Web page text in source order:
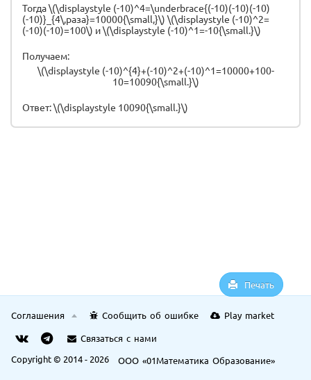
Печать
Тогда \(\displaystyle (-10)^4=\underbrace{(-10)(-10)(-10)
(-10)}_{4\,раза}=10000{\small,}\) \(\displaystyle (-10)^2=
(-10)(-10)=100\) и \(\displaystyle (-10)^1=-10{\small.}\)
Получаем:
\(\displaystyle (-10)^{4}+(-10)^2+(-10)^1=10000+100-
10=10090{\small.}\)
Ответ: \(\displaystyle 10090{\small.}\)
Соглашения Сообщить об ошибке
Play market
Связаться с нами
Copyright © 2014 - 2026
ООО «01Математика Образование»